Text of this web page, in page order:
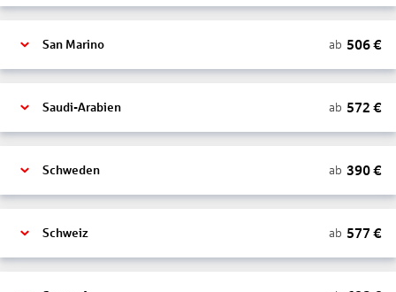
San Marino ab 506€
Saudi-Arabien ab 572 €
Schweden ab 390€
Schweiz ab 577 €